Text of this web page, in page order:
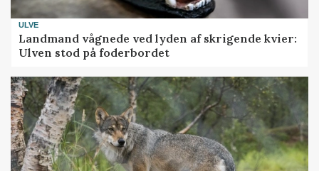
ULVE
Landmand vågnede ved lyden af skrigende kvier:
Ulven stod på foderbordet